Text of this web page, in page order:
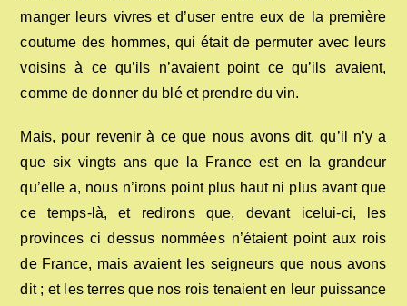
manger leurs vivres et d’user entre eux de la première
coutume des hommes, qui était de permuter avec leurs
voisins à ce qu’ils n’avaient point ce qu’ils avaient,
comme de donner du blé et prendre du vin.
Mais, pour revenir à ce que nous avons dit, qu’il n’y a
que six vingts ans que la France est en la grandeur
qu’elle a, nous n’irons point plus haut ni plus avant que
ce temps-là, et redirons que, devant icelui-ci, les
provinces ci dessus nommées n’étaient point aux rois
de France, mais avaient les seigneurs que nous avons
dit ; et les terres que nos rois tenaient en leur puissance